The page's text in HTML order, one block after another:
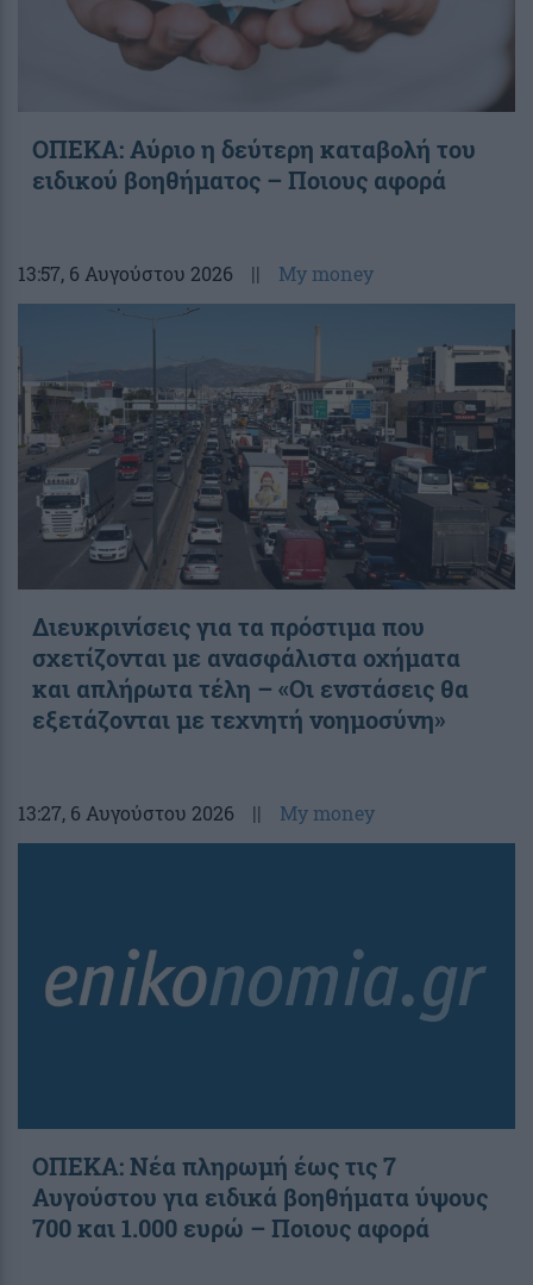
ΟΠΕΚΑ: Αύριο η δεύτερη καταβολή του
ειδικού βοηθήματος – Ποιους αφορά
13:57, 6 Αυγούστου 2026 || My money
Διευκρινίσεις για τα πρόστιμα που
σχετίζονται με ανασφάλιστα οχήματα
και απλήρωτα τέλη – «Οι ενστάσεις θα
εξετάζονται με τεχνητή νοημοσύνη»
13:27, 6 Αυγούστου 2026 || My money
ΟΠΕΚΑ: Νέα πληρωμή έως τις 7
Αυγούστου για ειδικά βοηθήματα ύψους
700 και 1.000 ευρώ – Ποιους αφορά